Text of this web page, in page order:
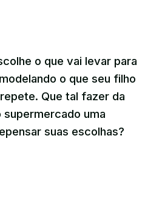
o que vai levar para
o que seu filho
Que tal fazer da
supermercado uma
suas escolhas?